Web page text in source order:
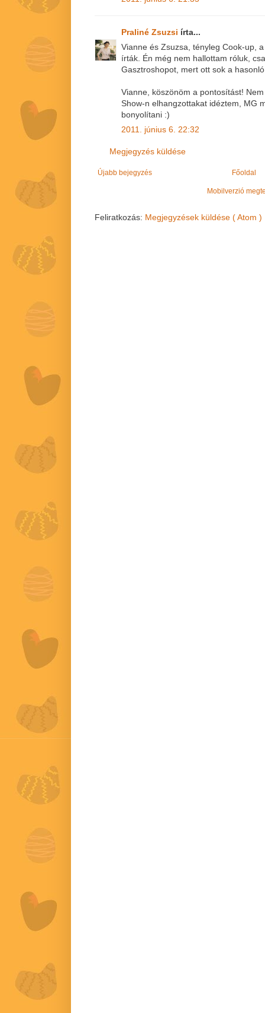
Praliné Zsuzsi írta...
Vianne és Zsuzsa, tényleg Cook-up,
írták. Én még nem hallottam róluk,
Gasztroshopot, mert ott sok a
Vianne, köszönöm a pontosítást!
Show-n elhangzottakat idéztem, MG
bonyolítani :)
2011. június 6. 22:32
Megjegyzés küldése
Újabb bejegyzés Főoldal
Mobilverzió
Feliratkozás: Megjegyzések küldése ( Atom )